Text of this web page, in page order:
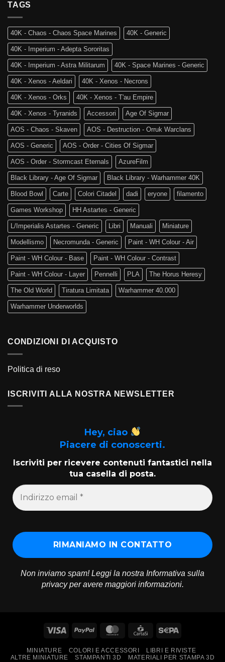
Edizione
di
Age
of
Sigmar
The
Old
World
tra
noi!
TAGS
40K - Chaos - Chaos Space Marines 40K - Generic
40K - Imperium - Adepta Sororitas
40K - Imperium - Astra Militarum 40K - Space Marines - Generic
40K - Xenos - Aeldari 40K - Xenos - Necrons
40K - Xenos - Orks 40K - Xenos - T'au Empire
40K - Xenos - Tyranids Accessori Age Of Sigmar
AOS - Chaos - Skaven AOS - Destruction - Orruk Warclans
AOS - Generic AOS - Order - Cities Of Sigmar
AOS - Order - Stormcast Eternals AzureFilm
Black Library - Age Of Sigmar Black Library - Warhammer 40K
Blood Bowl Carte Colori Citadel dadi eryone filamento
Games Workshop HH Astartes - Generic
L/Imperialis Astartes - Generic Libri Manuali Miniature
Modellismo Necromunda - Generic Paint - WH Colour - Air
Paint - WH Colour - Base Paint - WH Colour - Contrast
Paint - WH Colour - Layer Pennelli PLA The Horus Heresy
The Old World Tiratura Limitata Warhammer 40.000
Warhammer Underworlds
CONDIZIONI DI ACQUISTO
Politica di reso
ISCRIVITI ALLA NOSTRA NEWSLETTER
Hey, ciao
Piacere di conoscerti.
Iscriviti per ricevere contenuti fantastici nella
tua casella di posta.
Non inviamo spam! Leggi la nostra Informativa sulla
privacyper avere maggiori informazioni.
Visa PayPal MasterCardCartaSi
MINIATURE COLORI E ACCESSORI
LIBRI E RIVISTE
ALTRE MINIATURE
STAMPANTI 3D
MATERIALI PER STAMPA 3D